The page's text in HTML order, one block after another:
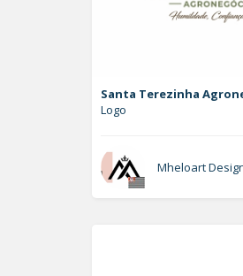
Santa Terezinha
Logo
Mheloart